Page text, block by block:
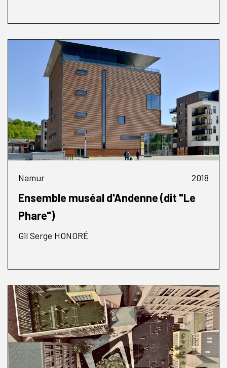
Namur 2018
Ensemble muséal d'Andenne (dit "Le
Phare")
Gil Serge HONORÉ